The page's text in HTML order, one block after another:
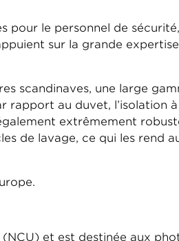
pour le personnel de
sur la grande
scandinaves, une large
rapport au duvet, l’isolation
extrêmement
de lavage, ce qui les rend
et est destinée aux